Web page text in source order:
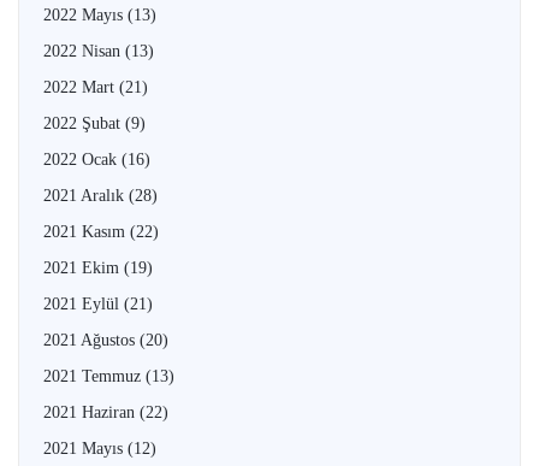
2022 Mayıs (13)
2022 Nisan (13)
2022 Mart (21)
2022 Şubat (9)
2022 Ocak (16)
2021 Aralık (28)
2021 Kasım (22)
2021 Ekim (19)
2021 Eylül (21)
2021 Ağustos (20)
2021 Temmuz (13)
2021 Haziran (22)
2021 Mayıs (12)